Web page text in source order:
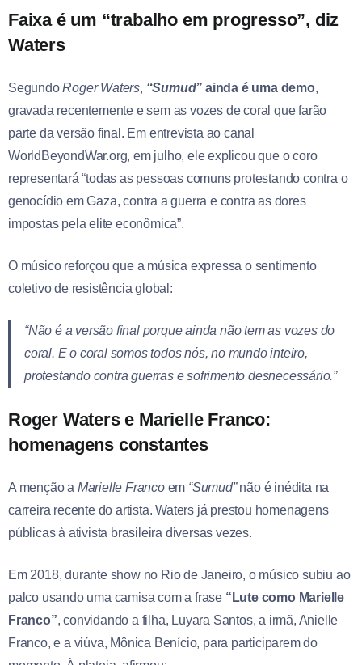
Faixa é um “trabalho em progresso”, diz
Waters
SegundoRoger Waters, “Sumud” ainda é uma demo,
gravada recentemente e sem as vozes de coral que farão
parte da versão final. Em entrevista ao canal
WorldBeyondWar.org, em julho, ele explicou que o coro
representará “todas as pessoas comuns protestando contra o
genocídio em Gaza, contra a guerra e contra as dores
impostas pela elite econômica”.
O músico reforçou que a música expressa o sentimento
coletivo de resistência global:
“Não é a versão final porque ainda não tem as vozes do
coral. E o coral somos todos nós, no mundo inteiro,
protestando contra guerras e sofrimento desnecessário.”
Roger Waters e Marielle Franco:
homenagens constantes
A menção a Marielle Francoem “Sumud”não é inédita na
carreira recente do artista. Waters já prestou homenagens
públicas à ativista brasileira diversas vezes.
Em 2018, durante show no Rio de Janeiro, o músico subiu ao
palco usando uma camisa com a frase “Lute como Marielle
Franco”, convidando a filha, Luyara Santos, a irmã, Anielle
Franco, e a viúva, Mônica Benício, para participarem do